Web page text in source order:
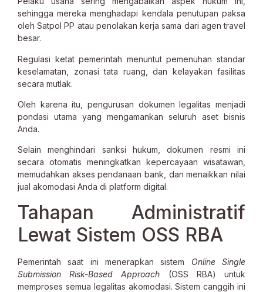
sehingga mereka menghadapi kendala penutupan paksa
oleh Satpol PP atau penolakan kerja sama dari agen travel
besar.
Regulasi ketat pemerintah menuntut pemenuhan standar
keselamatan, zonasi tata ruang, dan kelayakan fasilitas
secara mutlak.
Oleh karena itu, pengurusan dokumen legalitas menjadi
pondasi utama yang mengamankan seluruh aset bisnis
Anda.
Selain menghindari sanksi hukum, dokumen resmi ini
secara otomatis meningkatkan kepercayaan wisatawan,
memudahkan akses pendanaan bank, dan menaikkan nilai
jual akomodasi Anda di platform digital.
Tahapan Administratif
Lewat Sistem OSS RBA
Pemerintah saat ini menerapkan sistem Online Single
Submission Risk-Based Approach (OSS RBA) untuk
memproses semua legalitas akomodasi. Sistem canggih ini